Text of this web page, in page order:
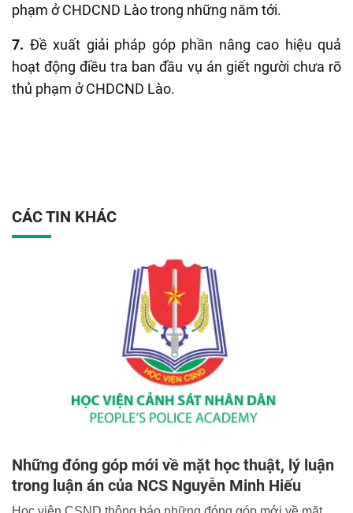
phạm ở CHDCND Lào trong những năm tới.
7. Đề xuất giải pháp góp phần nâng cao hiệu quả
hoạt động điều tra ban đầu vụ án giết người chưa rõ
thủ phạm ở CHDCND Lào.
CÁC TIN KHÁC
Những đóng góp mới về mặt học thuật, lý luận
trong luận án của NCS Nguyễn Minh Hiếu